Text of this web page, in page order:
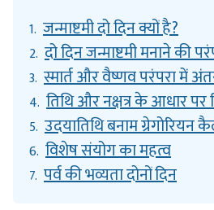
1. जन्माष्टमी दो दिन क्यों है?
2. दो दिन जन्माष्टमी मनाने की
3. स्मार्त और वैष्णव परंपरा में
4. तिथि और नक्षत्र के आधार पर
5. उदयातिथि बनाम ग्रेगोरियन
6. विशेष संयोग का महत्व
7. पर्व की भव्यता दोनों दिन